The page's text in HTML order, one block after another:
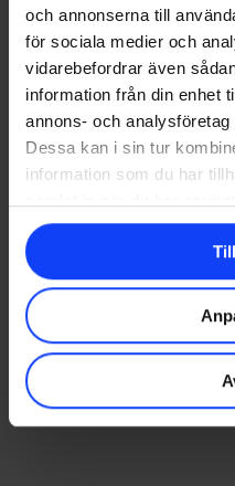
och annonserna till
för sociala medier och
vidarebefordrar även
information från din enhet
annons- och
Dessa kan i sin tur
information som du har